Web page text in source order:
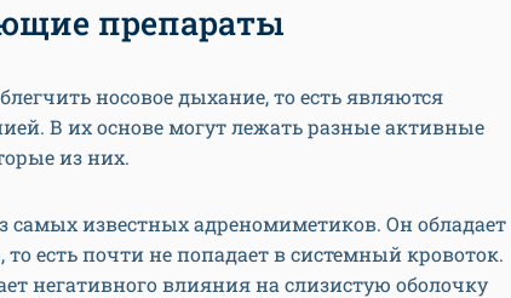
препараты
носовое дыхание, то есть являются
В их основе могут лежать разные активные
из них.
самых известных адреномиметиков. Он обладает
есть почти не попадает в системный кровоток.
негативного влияния на слизистую оболочку